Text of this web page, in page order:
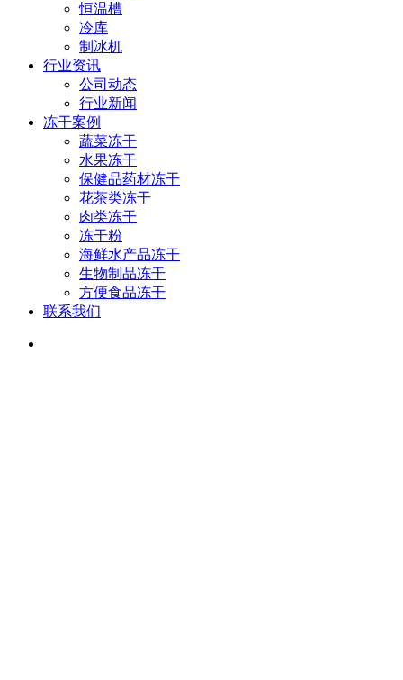
恒温槽
冷库
制冰机
行业资讯
公司动态
行业新闻
冻干案例
蔬菜冻干
水果冻干
保健品药材冻干
花茶类冻干
肉类冻干
冻干粉
海鲜水产品冻干
生物制品冻干
方便食品冻干
联系我们